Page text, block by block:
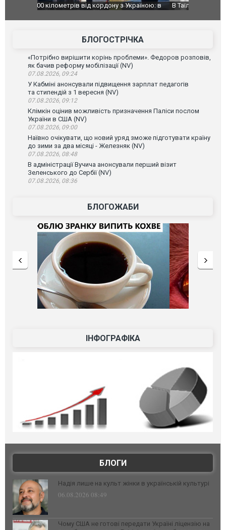
В Таїланді футболіст загинув від удару
постраждали. ВІДЕО
БЛОГОСТРІЧКА
«Потрібно вирішити корінь проблеми». Федоров розповів,
як бачив реформу мобілізації (NV)
07.08.2026, 09:24
У Кабміні анонсували підвищення зарплат педагогів
та стипендій з 1 вересня (NV)
07.08.2026, 09:12
Клімкін оцінив можливість призначення Паліси послом
України в США (NV)
07.08.2026, 09:00
Наївно очікувати, що новий уряд зможе підготувати країну
до зими за два місяці - Железняк (NV)
07.08.2026, 08:48
В адміністрації Вучича анонсували перший візит
Зеленського до Сербії (NV)
07.08.2026, 08:36
БЛОГОЖАБИ
ІНФОГРАФІКА
БЛОГИ
Надія лише на культ жінки в українській культурі
06.08.2026 08:49
Чому США не готові передати Україні ліцензію на